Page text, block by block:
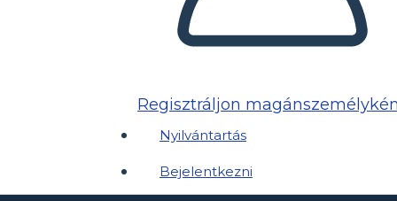
Regisztráljon
Nyilvántartás
Bejelentkezni